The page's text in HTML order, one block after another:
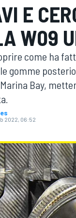
WEC
E
W09
come ha
gomme
Bay,
2022, 06:52